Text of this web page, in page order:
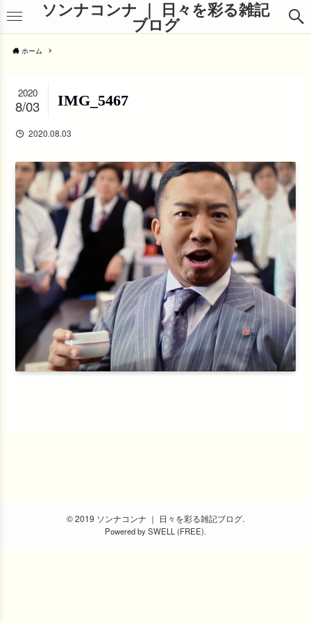
ソンナコンナ ｜ 日々を彩る雑記
ブログ
ホーム
IMG_5467
2020
8/03
2020.08.03
© 2019 ソンナコンナ ｜ 日々を彩る雑記ブログ.
Powered bySWELL (FREE).